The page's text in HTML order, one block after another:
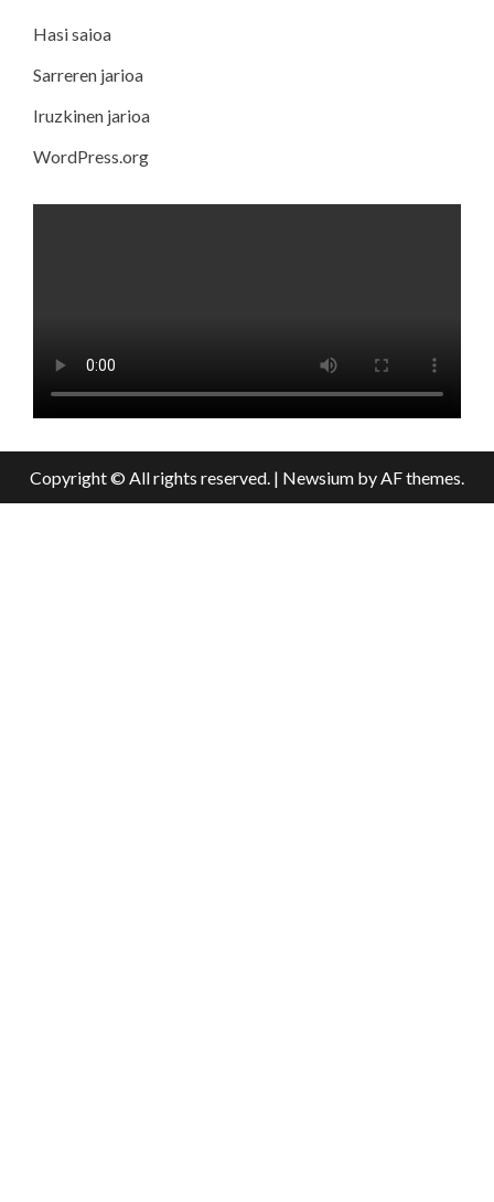
Hasi saioa
Sarreren jarioa
Iruzkinen jarioa
WordPress.org
Copyright © All rights reserved. | Newsium by AF themes.